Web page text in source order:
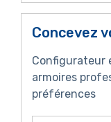
Concevez
Configurateur
armoires
préférences